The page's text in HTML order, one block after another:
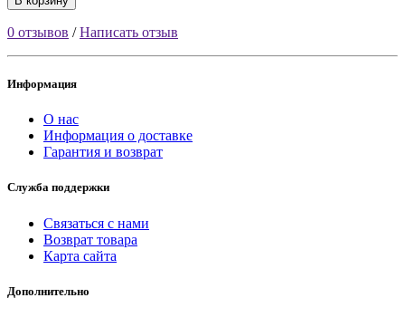
0 отзывов /Написать отзыв
Информация
О нас
Информация о доставке
Гарантия и возврат
Служба поддержки
Связаться с нами
Возврат товара
Карта сайта
Дополнительно